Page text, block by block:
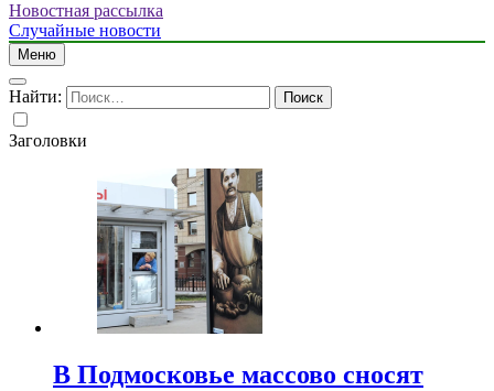
Новостная рассылка
Случайные новости
Меню
Найти:
Заголовки
В Подмосковье массово сносят